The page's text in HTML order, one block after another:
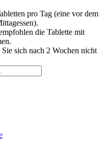
pro Tag (eine vor dem
die Tablette mit
sich nach 2 Wochen nicht
wenden Sie sich an Ihren
Die Anwendung
18 Jahren wird aufgrund
enthält 200 mg
Wurzeln und Wurzelstock